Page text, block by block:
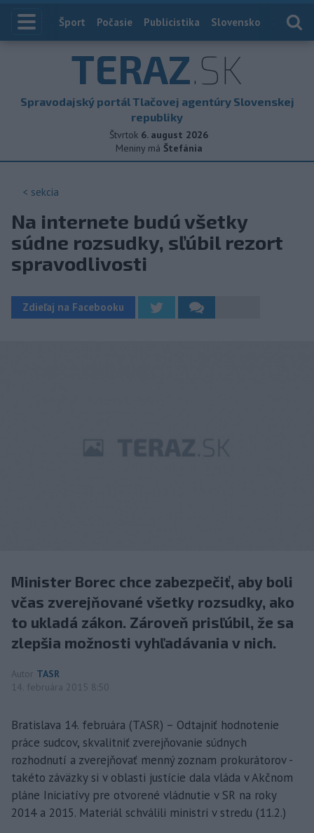
Index
Šport Počasie Publicistika Slovensko
TERAZ.SK
Spravodajský portál Tlačovej agentúry Slovenskej
republiky
Štvrtok 6. august 2026
Meniny má Štefánia
< sekcia
Na internete budú všetky
súdne rozsudky, sľúbil rezort
spravodlivosti
Zdieľaj na Facebooku
Minister Borec chce zabezpečiť, aby boli
včas zverejňované všetky rozsudky, ako
to ukladá zákon. Zároveň prisľúbil, že sa
zlepšia možnosti vyhľadávania v nich.
Autor TASR
14. februára 2015 8:50
Bratislava 14. februára (TASR) – Odtajniť hodnotenie
práce sudcov, skvalitniť zverejňovanie súdnych
rozhodnutí a zverejňovať menný zoznam prokurátorov -
takéto záväzky si v oblasti justície dala vláda v Akčnom
pláne Iniciatívy pre otvorené vládnutie v SR na roky
2014 a 2015. Materiál schválili ministri v stredu (11.2.)